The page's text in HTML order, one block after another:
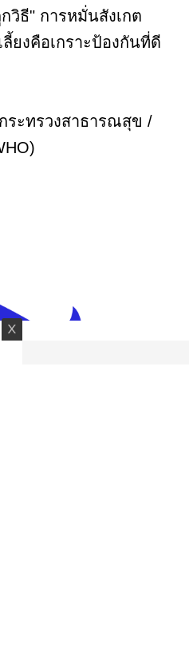
วิธี" การหมั่นสังเกต
ยงคือเกราะป้องกันที่ดี
ระทรวงสาธารณสุข /